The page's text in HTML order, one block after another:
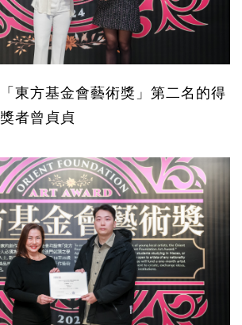
「東方基金會藝術獎」第二名的得
獎者曾貞貞